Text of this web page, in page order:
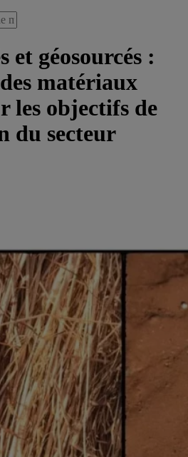
et géosourcés :
matériaux
les objectifs de
du secteur